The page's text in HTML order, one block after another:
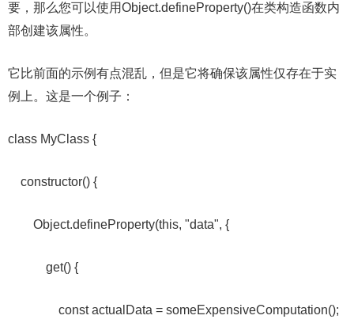
要，那么您可以使用Object.defineProperty()在类构造函数内
部创建该属性。
它比前面的示例有点混乱，但是它将确保该属性仅存在于实
例上。这是一个例子：
class MyClass {
constructor() {
Object.defineProperty(this, "data", {
get() {
const actualData = someExpensiveComputation();